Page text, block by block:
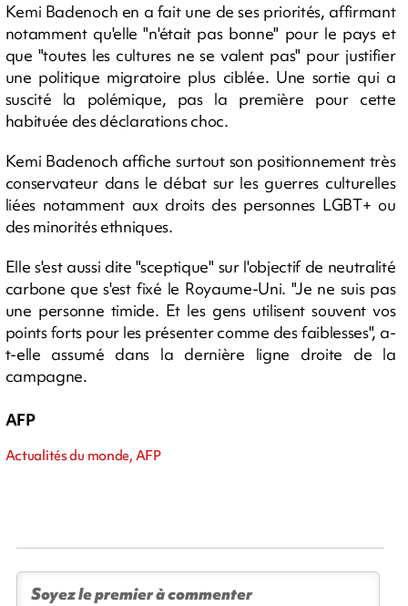
Kemi Badenoch en a fait une de ses priorités, affirmant
notamment qu'elle "n'était pas bonne" pour le pays et
que "toutes les cultures ne se valent pas" pour justifier
une politique migratoire plus ciblée. Une sortie qui a
suscité la polémique, pas la première pour cette
habituée des déclarations choc.
Kemi Badenoch affiche surtout son positionnement très
conservateur dans le débat sur les guerres culturelles
liées notamment aux droits des personnes LGBT+ ou
des minorités ethniques.
Elle s'est aussi dite "sceptique" sur l'objectif de neutralité
carbone que s'est fixé le Royaume-Uni. "Je ne suis pas
une personne timide. Et les gens utilisent souvent vos
points forts pour les présenter comme des faiblesses", a-
t-elle assumé dans la dernière ligne droite de la
campagne.
AFP
Actualités du monde, AFP